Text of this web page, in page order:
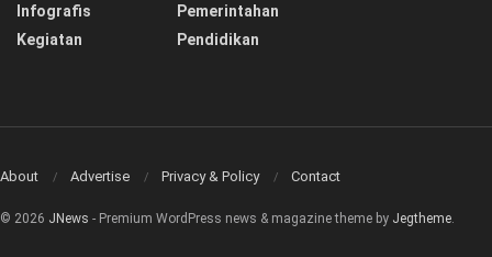
Infografis
Kegiatan
Pemerintahan
Pendidikan
About Advertise Privacy & Policy Contact
© 2026 JNews - Premium WordPress news & magazine theme by Jegtheme.